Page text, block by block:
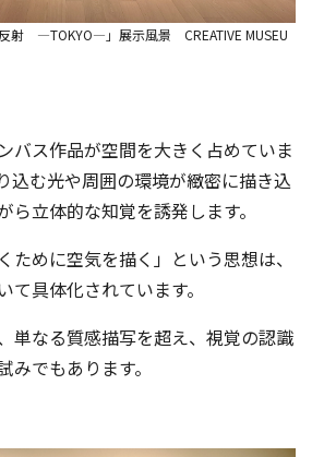
反射 ―TOKYO―」展示風景 CREATIVE MUSEU
バス作品が空間を大きく占めていま
込む光や周囲の環境が緻密に描き込
ら立体的な知覚を誘発します。
ために空気を描く」という思想は、
て具体化されています。
単なる質感描写を超え、視覚の認識
でもあります。